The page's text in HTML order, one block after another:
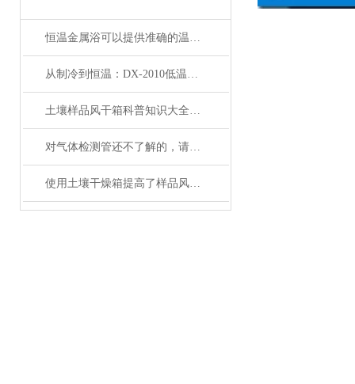
恒温金属浴可以提供准确的温度控制和恒温条件
从制冷到恒温：DX-2010低温恒温循环器的核心原理解析
土壤样品风干箱科普知识大全，你真不一定都懂
对气体检测管还不了解的，请看这里！
使用土壤干燥箱提高了样品风干效率